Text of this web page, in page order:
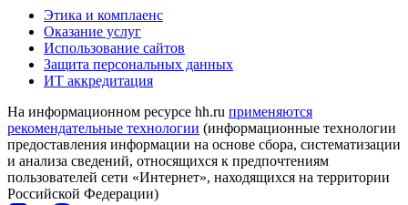
Этика и комплаенс
Оказание услуг
Использование сайтов
Защита персональных данных
ИТ аккредитация
На информационном ресурсе hh.ru применяются
рекомендательные технологии (информационные технологии
предоставления информации на основе сбора, систематизации
и анализа сведений, относящихся к предпочтениям
пользователей сети «Интернет», находящихся на территории
Российской Федерации)